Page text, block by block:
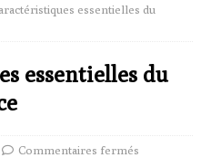
essentielles du
essentielles du
Commentaires fermés